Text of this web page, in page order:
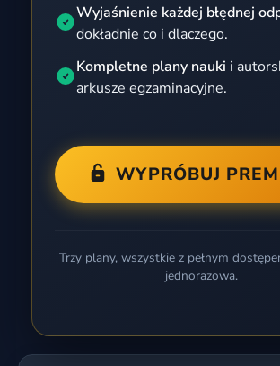
Wyjaśnienie każdej błędnej
dokładnie co i dlaczego.
Kompletne plany nauki i
arkusze egzaminacyjne.
WYPRÓBUJ
Trzy plany, wszystkie z pełnym
jednorazowa.